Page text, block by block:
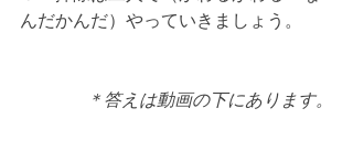
んだかんだ）やっていきましょう。
＊答えは動画の下にあります。